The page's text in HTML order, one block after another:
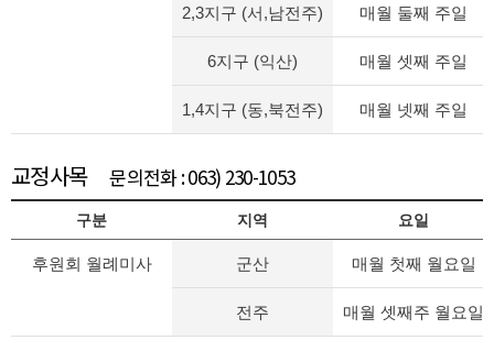
2,3지구 (서,남전주) 매월 둘째 주일
6지구 (익산) 매월 셋째 주일
1,4지구 (동,북전주) 매월 넷째 주일
교정사목 문의전화 : 063) 230-1053
구분 지역 요일
후원회 월례미사 군산 매월 첫째 월요일
전주 매월 셋째주 월요일